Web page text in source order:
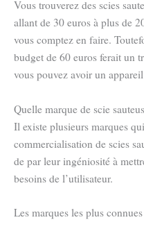
Vous trouverez des scies
allant de 30 euros à plus de
vous comptez en faire.
budget de 60 euros ferait un
vous pouvez avoir un
Quelle marque de scie
Il existe plusieurs marques
commercialisation de scies
de par leur ingéniosité à
besoins de l’utilisateur.
Les marques les plus